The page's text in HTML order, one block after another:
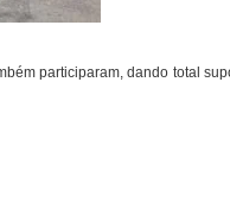
participaram, dando total